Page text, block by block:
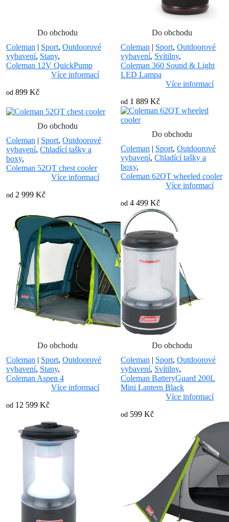
Do obchodu
Coleman | Sport, Outdoorové
vybavení, Stany,
Coleman 12V QuickPump
Více informací
od 899 Kč
Do obchodu
Coleman | Sport, Outdoorové
vybavení, Svítilny,
Coleman 360 Sound & Light
LED Lampa
Více informací
od 1 889 Kč
Do obchodu
Coleman | Sport, Outdoorové
vybavení, Chladící tašky a
boxy,
Coleman 52QT chest cooler
Více informací
od 2 999 Kč
Do obchodu
Coleman | Sport, Outdoorové
vybavení, Chladící tašky a
boxy,
Coleman 62QT wheeled cooler
Více informací
od 4 499 Kč
Do obchodu
Coleman | Sport, Outdoorové
vybavení, Stany,
Coleman Aspen 4
Více informací
od 12 599 Kč
Do obchodu
Coleman | Sport, Outdoorové
vybavení, Svítilny,
Coleman BatteryGuard 200L
Mini Lantern Black
Více informací
od 599 Kč